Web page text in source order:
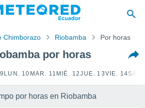
Chimborazo Riobamba Por horas
por horas
LUN. 10 MAR. 11 MIÉ. 12JUE. 13VIE. 14
por horas en Riobamba